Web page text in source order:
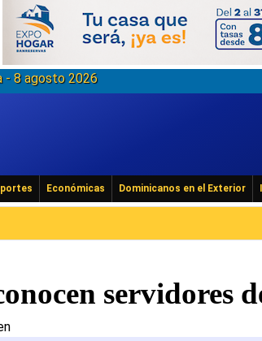
- 8 agosto 2026
Económicas Dominicanos en el Exterior
servidores